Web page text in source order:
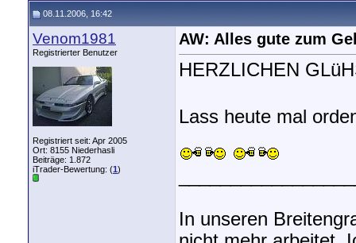
08.11.2006, 16:42
Venom1981
Registrierter Benutzer
Registriert seit: Apr 2005
Ort: 8155 Niederhasli
Beiträge: 1.872
iTrader-Bewertung: (1)
AW: Alles gute zum
HERZLICHEN
Lass heute mal
In unseren